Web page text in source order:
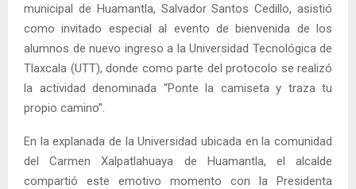
municipal de Huamantla, Salvador Santos Cedillo, asistió
como invitado especial al evento de bienvenida de los
alumnos de nuevo ingreso a la Universidad Tecnológica de
Tlaxcala (UTT), donde como parte del protocolo se realizó
la actividad denominada “Ponte la camiseta y traza tu
propio camino”.
En la explanada de la Universidad ubicada en la comunidad
del Carmen Xalpatlahuaya de Huamantla, el alcalde
compartió este emotivo momento con la Presidenta